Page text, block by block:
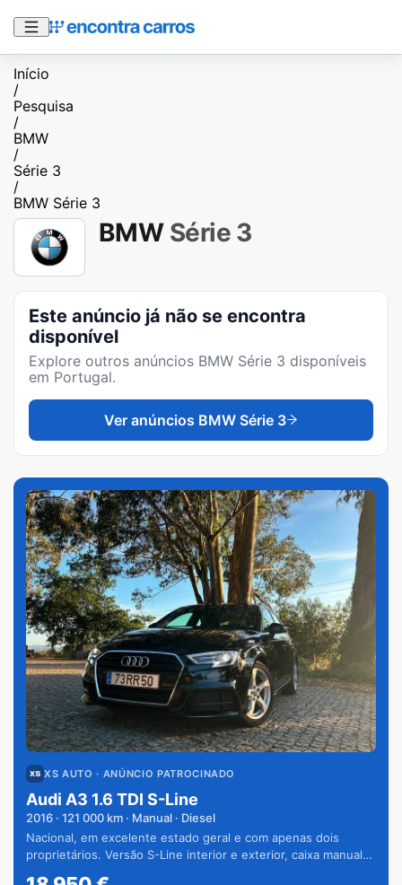
Início
/
Pesquisa
/
BMW
/
Série 3
/
BMW Série 3
BMW Série 3
Este anúncio já não se encontra
disponível
Explore outros anúncios BMW Série 3 disponíveis
em Portugal.
Ver anúncios BMW Série 3
XS AUTO · ANÚNCIO PATROCINADO
Audi A3 1.6 TDI S-Line
2016 · 121 000 km · Manual · Diesel
Nacional, em excelente estado geral e com apenas dois
proprietários. Versão S-Line interior e exterior, caixa manual